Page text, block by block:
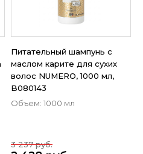
Питательный шампунь с
маслом карите для сухих
волос NUMERO, 1000 мл,
B080143
Объем: 1000 мл
3 237 руб.